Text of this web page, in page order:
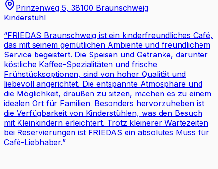
Prinzenweg 5, 38100 Braunschweig
Kinderstuhl
“FRIEDAS Braunschweig ist ein kinderfreundliches Café,
das mit seinem gemütlichen Ambiente und freundlichem
Service begeistert. Die Speisen und Getränke, darunter
köstliche Kaffee-Spezialitäten und frische
Frühstücksoptionen, sind von hoher Qualität und
liebevoll angerichtet. Die entspannte Atmosphäre und
die Möglichkeit, draußen zu sitzen, machen es zu einem
idealen Ort für Familien. Besonders hervorzuheben ist
die Verfügbarkeit von Kinderstühlen, was den Besuch
mit Kleinkindern erleichtert. Trotz kleinerer Wartezeiten
bei Reservierungen ist FRIEDAS ein absolutes Muss für
Café-Liebhaber.”